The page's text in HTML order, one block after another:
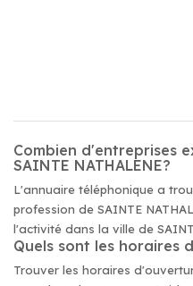
Combien d'entreprises
SAINTE NATHALENE?
L'annuaire téléphonique a
profession de SAINTE
l'activité dans la ville de
Quels sont les horaires
Trouver les horaires